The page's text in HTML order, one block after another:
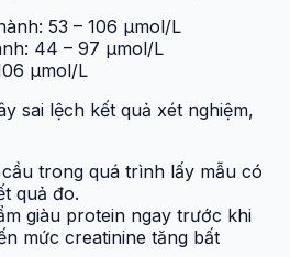
53 – 106 µmol/L
44 – 97 µmol/L
µmol/L
sai lệch kết quả xét nghiệm,
trong quá trình lấy mẫu có
quả đo.
giàu protein ngay trước khi
mức creatinine tăng bất